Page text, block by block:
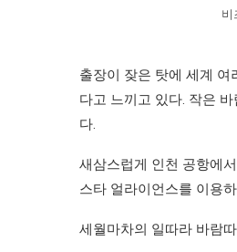
비
출장이 잦은 탓에 세계
다고 느끼고 있다. 작은
다.
새삼스럽게 인천 공항에
스타 얼라이언스를 이용
세월마차의 일따라 바람